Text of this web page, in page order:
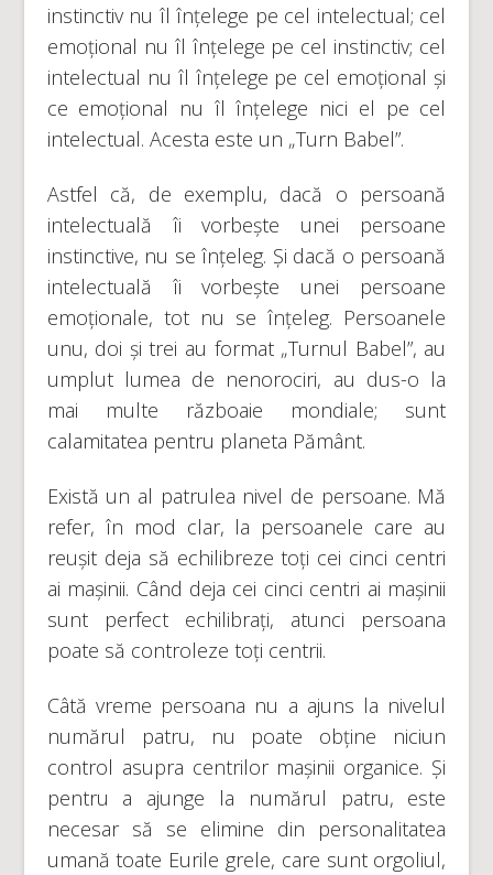
instinctiv nu îl înțelege pe cel intelectual; cel
emoțional nu îl înțelege pe cel instinctiv; cel
intelectual nu îl înțelege pe cel emoțional și
ce emoțional nu îl înțelege nici el pe cel
intelectual. Acesta este un „Turn Babel”.
Astfel că, de exemplu, dacă o persoană
intelectuală îi vorbește unei persoane
instinctive, nu se înțeleg. Și dacă o persoană
intelectuală îi vorbește unei persoane
emoționale, tot nu se înțeleg. Persoanele
unu, doi și trei au format „Turnul Babel”, au
umplut lumea de nenorociri, au dus-o la
mai multe războaie mondiale; sunt
calamitatea pentru planeta Pământ.
Există un al patrulea nivel de persoane. Mă
refer, în mod clar, la persoanele care au
reușit deja să echilibreze toți cei cinci centri
ai mașinii. Când deja cei cinci centri ai mașinii
sunt perfect echilibrați, atunci persoana
poate să controleze toți centrii.
Câtă vreme persoana nu a ajuns la nivelul
numărul patru, nu poate obține niciun
control asupra centrilor mașinii organice. Și
pentru a ajunge la numărul patru, este
necesar să se elimine din personalitatea
umană toate Eurile grele, care sunt orgoliul,